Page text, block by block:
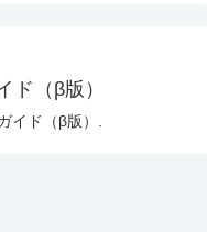
ド（β版）
イド（β版）.